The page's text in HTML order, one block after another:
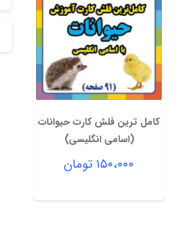
کامل ترین فلش کارت حیوانات
(اسامی انگلیسی)
۱۵۰،۰۰۰ تومان